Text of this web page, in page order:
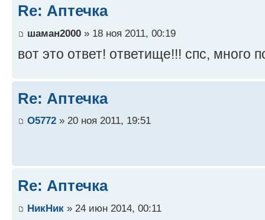
Re: Аптечка
шаман2000 » 18 ноя 2011, 00:19
вот это ответ! ответище!!! спс, много
Re: Аптечка
O5772 » 20 ноя 2011, 19:51
Re: Аптечка
НикНик » 24 июн 2014, 00:11